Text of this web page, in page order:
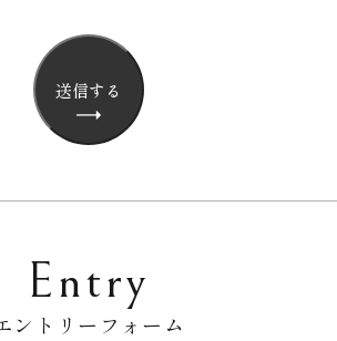
送信する
Entry
ントリーフォーム